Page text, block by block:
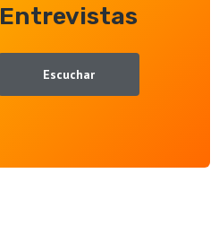
Entrevistas
Escuchar